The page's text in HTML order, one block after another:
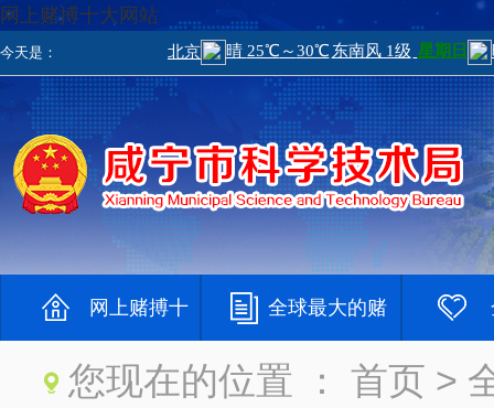
网上赌搏十大网站
今天是：
网上赌搏十
大网站
全球最大的赌
钱网 大登录网
您现在的位置 ： 首页 >